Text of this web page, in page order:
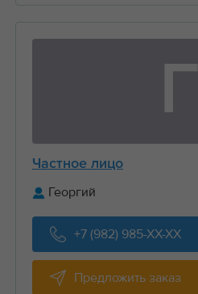
Г
Частное лицо
Георгий
+7 (982) 985-XX-XX
Предложить заказ